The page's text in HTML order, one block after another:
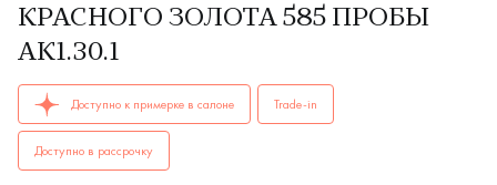
КРАСНОГО ЗОЛОТА 585 ПРОБЫ
АК1.30.1
ОБРУЧАЛЬНЫЕ КОЛЬЦА женские, парные АК1.30.1 AU 585
Доступно к примерке в салоне Trade-in
Доступно в рассрочку